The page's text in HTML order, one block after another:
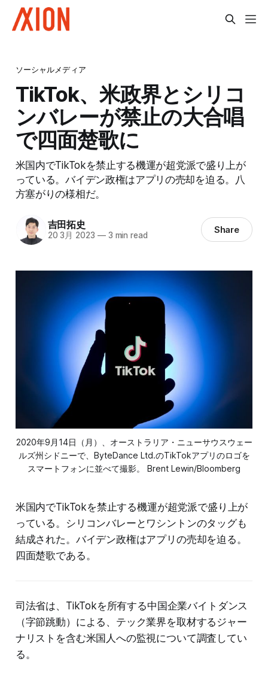
ソーシャルメディア
TikTok、米政界とシリコ
ンバレーが禁止の大合唱
で四面楚歌に
米国内でTikTokを禁止する機運が超党派で盛り上が
っている。バイデン政権はアプリの売却を迫る。八
方塞がりの様相だ。
吉田拓史
20 3月 2023 —3 min read Share
2020年9月14日（月）、オーストラリア・ニューサウスウェー
ルズ州シドニーで、ByteDance Ltd.のTikTokアプリのロゴを
スマートフォンに並べて撮影。 Brent Lewin/Bloomberg
米国内でTikTokを禁止する機運が超党派で盛り上が
っている。シリコンバレーとワシントンのタッグも
結成された。バイデン政権はアプリの売却を迫る。
四面楚歌である。
司法省は、TikTokを所有する中国企業バイトダンス
（字節跳動）による、テック業界を取材するジャー
ナリストを含む米国人への監視について調査してい
る。